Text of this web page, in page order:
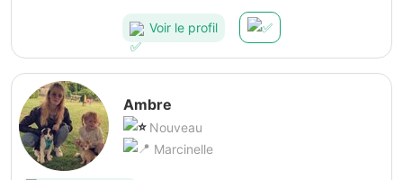
Voir le profil
Ambre
Nouveau
Marcinelle